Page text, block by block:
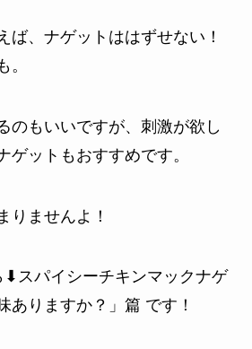
ば、ナゲットははずせない！
。
のもいいですが、刺激が欲し
ゲットもおすすめです。
りませんよ！
⬇スパイシーチキンマックナゲ
ありますか？」篇 です！